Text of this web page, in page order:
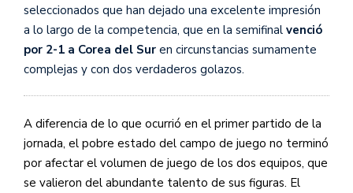
seleccionados que han dejado una excelente impresión
a lo largo de la competencia, que en la semifinal venció
por 2-1 a Corea del Sur en circunstancias sumamente
complejas y con dos verdaderos golazos.
A diferencia de lo que ocurrió en el primer partido de la
jornada, el pobre estado del campo de juego no terminó
por afectar el volumen de juego de los dos equipos, que
se valieron del abundante talento de sus figuras. El